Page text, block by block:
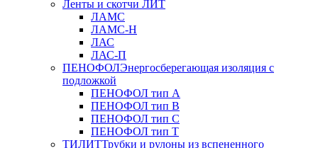
Ленты и скотчи ЛИТ
ЛАМС
ЛАМС-Н
ЛАС
ЛАС-П
ПЕНОФОЛЭнергосберегающая изоляция с
подложкой
ПЕНОФОЛ тип А
ПЕНОФОЛ тип B
ПЕНОФОЛ тип C
ПЕНОФОЛ тип T
ТИЛИТТрубки и рулоны из вспененного